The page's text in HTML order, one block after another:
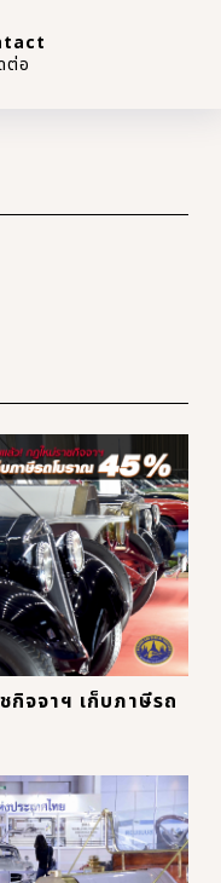
ต่อ
กิจจาฯ เก็บภาษีรถ